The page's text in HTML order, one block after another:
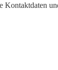
Kontaktdaten